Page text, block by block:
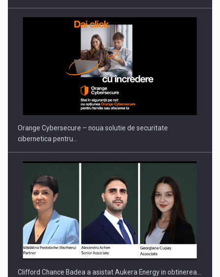
Orange Cybersecure – noua solutie de securitate
cibernetica pentru…
Clifford Chance Badea a asistat Aukera Energy in obtinerea…